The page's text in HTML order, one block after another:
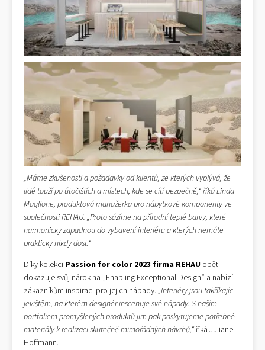
„Máme zkušenosti a požadavky od klientů, ze kterých vyplývá, že
lidé touží po útočištích a místech, kde se cítí bezpečně,“ říká Linda
Maglione, produktová manažerka pro nábytkové komponenty ve
společnosti REHAU. „Proto sázíme na přírodní teplé barvy, které
harmonicky zapadnou do vybavení interiéru a kterých nemáte
prakticky nikdy dost.“
Díky kolekci Passion for color 2023 firma REHAU opět
dokazuje svůj nárok na „Enabling Exceptional Design“ a nabízí
zákazníkům inspiraci pro jejich nápady. „Interiéry jsou takříkajíc
jevištěm, na kterém designér inscenuje své nápady. S naším
portfoliem promyšlených produktů jim pak poskytujeme potřebné
materiály k realizaci skutečně mimořádných návrhů,“ říká Juliane
Hoffmann.